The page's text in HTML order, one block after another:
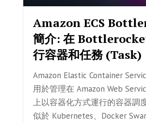
Amazon ECS
簡介: 在
行容器和任務 (Task)
Amazon Elastic Container
用於管理在 Amazon Web
上以容器化方式運行的容器調
似於 Kubernetes、Docker